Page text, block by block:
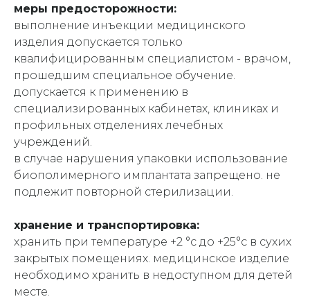
меры предосторожности:
выполнение инъекции медицинского
изделия допускается только
квалифицированным специалистом - врачом,
прошедшим специальное обучение.
допускается к применению в
специализированных кабинетах, клиниках и
профильных отделениях лечебных
учреждений.
в случае нарушения упаковки использование
биополимерного имплантата запрещено. не
подлежит повторной стерилизации.
хранение и транспортировка:
хранить при температуре +2 °c до +25°c в сухих
закрытых помещениях. медицинское изделие
необходимо хранить в недоступном для детей
месте.